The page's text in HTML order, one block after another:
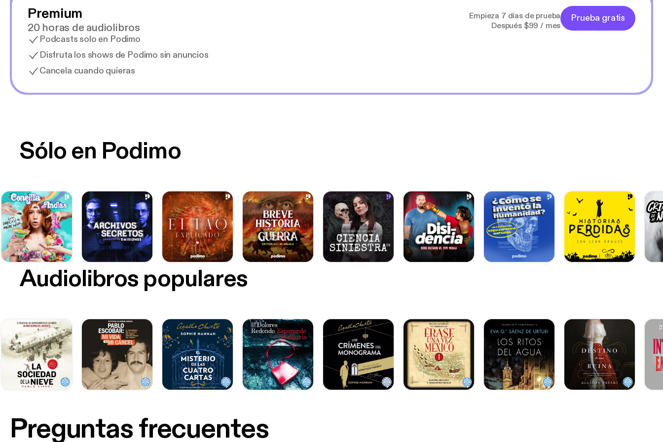
Premium
20 horas de audiolibros
Podcasts solo en Podimo
Disfruta los shows de Podimo sin anuncios
Cancela cuando quieras
Empieza 7 días de prueba
Después $99 / mes
Prueba gratis
Sólo en Podimo
Audiolibros populares
Preguntas frecuentes